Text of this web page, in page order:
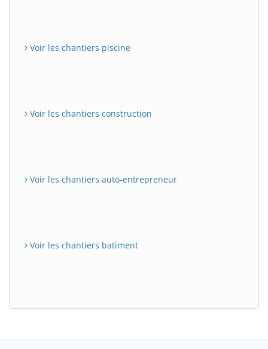
Voir les chantiers piscine
Voir les chantiers construction
Voir les chantiers auto-entrepreneur
Voir les chantiers batiment